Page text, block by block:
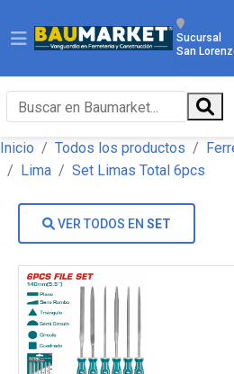
Sucursal
San
Inicio Todos los productos
Lima
Set Limas Total 6pcs
VER TODOS EN SET